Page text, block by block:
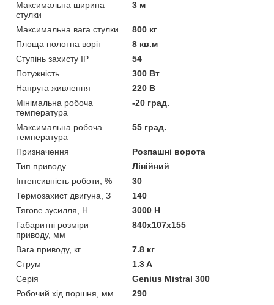
Максимальна ширина
стулки
3 м
Максимальна вага стулки
800 кг
Площа полотна воріт
8 кв.м
Ступінь захисту IP
54
Потужність
300 Вт
Напруга живлення
220 В
Мінімальна робоча
температура
-20 град.
Максимальна робоча
температура
55 град.
Призначення
Розпашні ворота
Тип приводу
Лінійний
Інтенсивність роботи, %
30
Термозахист двигуна, З
140
Тягове зусилля, Н
3000 Н
Габаритні розміри
приводу, мм
840x107x155
Вага приводу, кг
7.8 кг
Струм
1.3 A
Серія
Genius Mistral 300
Робочий хід поршня, мм
290